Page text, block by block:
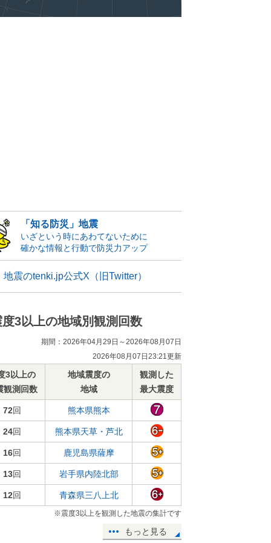
「知る防災」地震
いざという時にあわてないために
確かな情報と行動で防災力アップ
地震のtenki.jp公式X（旧Twitter）
度3以上の地域別観測回数
期間：2026年04月29日～2026年08月07日
2026年08月07日23:21更新
3以上の
観測回数
地域震度の
地域
観測した
最大震度
72回 熊本県熊本
24回 熊本県天草・芦北
16回 鹿児島県薩摩
13回 岩手県内陸北部
12回 青森県三八上北
※震度3以上を観測した地震の集計です
もっと見る